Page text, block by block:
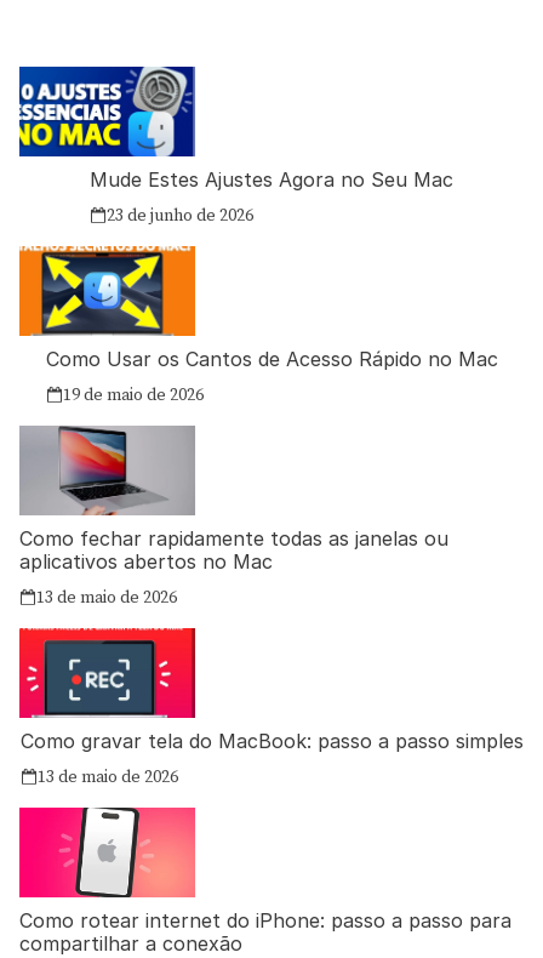
Mude Estes Ajustes Agora no Seu Mac
23 de junho de 2026
Como Usar os Cantos de Acesso Rápido no Mac
19 de maio de 2026
Como fechar rapidamente todas as janelas ou
aplicativos abertos no Mac
13 de maio de 2026
Como gravar tela do MacBook: passo a passo simples
13 de maio de 2026
Como rotear internet do iPhone: passo a passo para
compartilhar a conexão